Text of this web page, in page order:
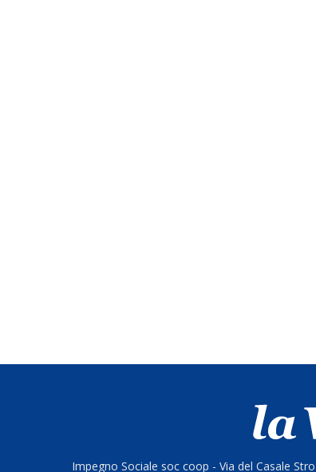
Impegno Sociale soc coop - Via del Casale